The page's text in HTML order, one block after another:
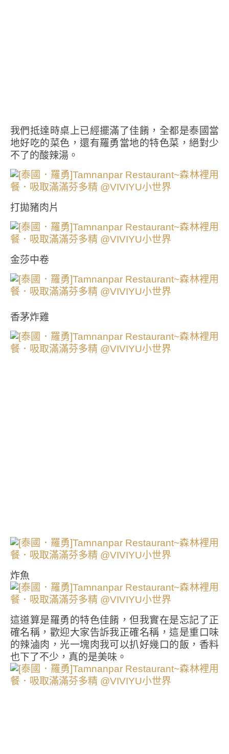
我們抵達時桌上已經擺滿了佳餚，全都是泰國當
地好吃的菜色，還有羅勇當地的特色菜，絕對少
不了的酸辣湯。
打拋豬肉片
金莎中卷
香茅炸雞
炸魚
這道算是羅勇的特色佳餚，但我實在是忘記了正
確名稱，歡迎大家告訴我正確名稱，這是重口味
的辣滷肉，光一塊肉我可以扒好幾口的飯，香料
也下了不少，真的是美味。